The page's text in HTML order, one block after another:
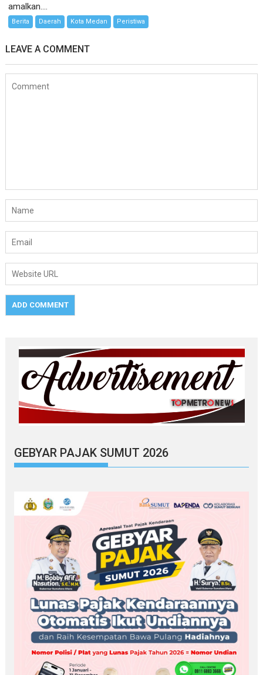
amalkan....
Berita Daerah Kota Medan Peristiwa
LEAVE A COMMENT
GEBYAR PAJAK SUMUT 2026